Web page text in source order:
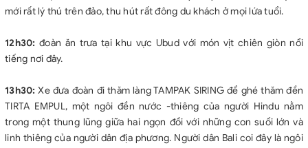
mới rất lý thú trên đảo, thu hút rất đông du khách ở mọi lứa tuổi.
12h30: đoàn ăn trưa tại khu vực Ubud với món vịt chiên giòn nổi
tiếng nơi đây.
13h30:Xe đưa đoàn đi thăm làng TAMPAK SIRING để ghé thăm đền
TIRTA EMPUL, một ngôi đền nước -thiêng của người Hindu nằm
trong một thung lũng giữa hai ngọn đồi với những con suối lớn và
linh thiêng của người dân địa phương. Người dân Bali coi đây là ngôi